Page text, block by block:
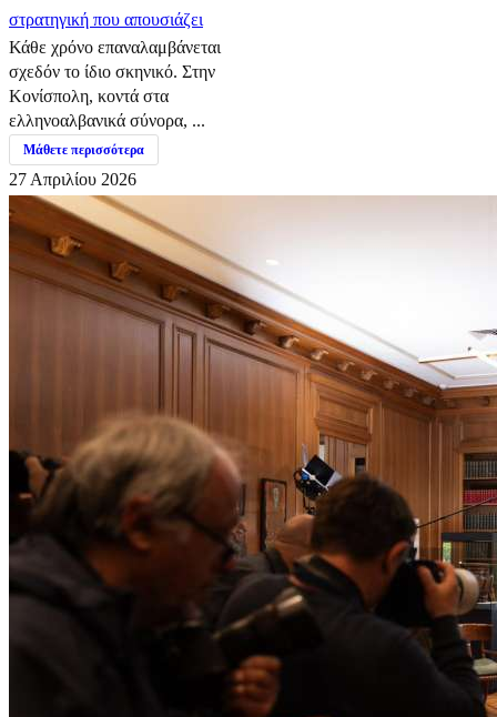
στρατηγική που απουσιάζει
Κάθε χρόνο επαναλαμβάνεται
σχεδόν το ίδιο σκηνικό. Στην
Κονίσπολη, κοντά στα
ελληνοαλβανικά σύνορα, ...
Μάθετε περισσότερα
27 Απριλίου 2026